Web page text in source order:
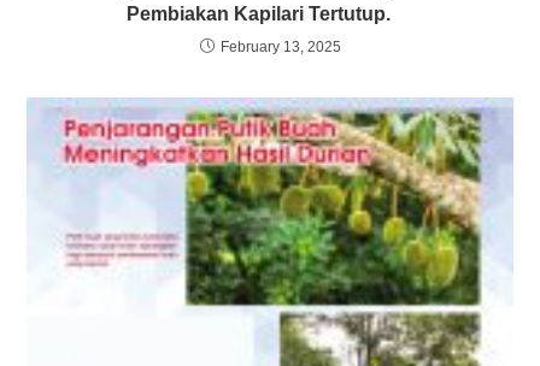
Pembiakan Kapilari Tertutup.
February 13, 2025